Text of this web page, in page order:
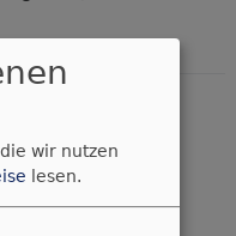
wir nutzen
lesen.